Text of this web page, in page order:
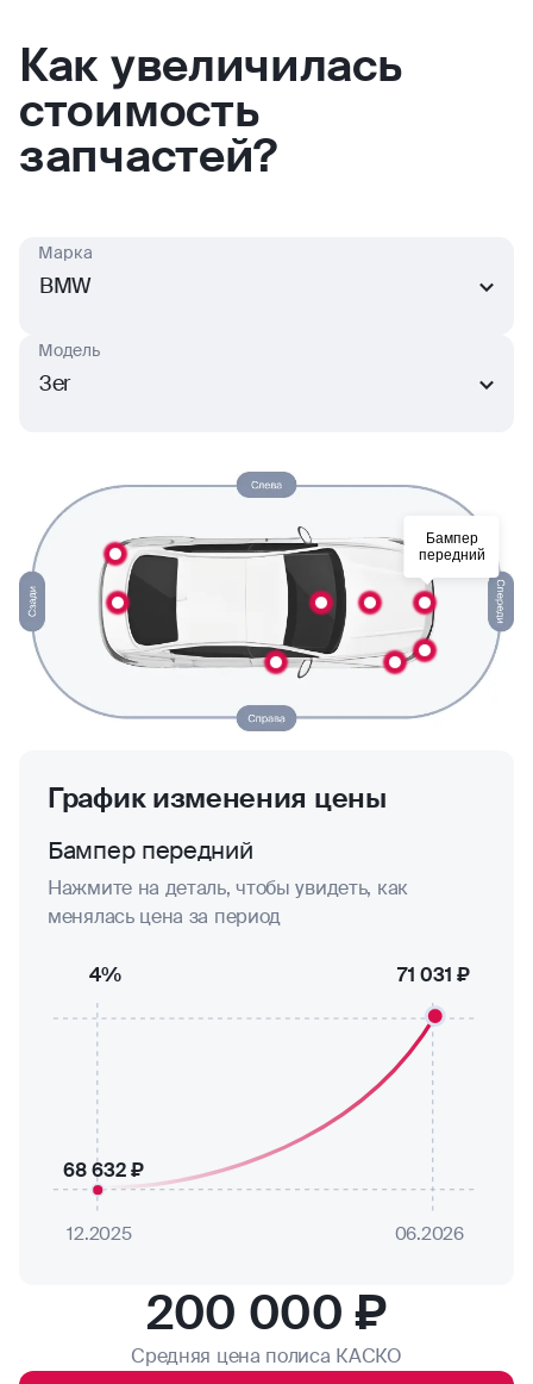
Как увеличилась
стоимость
запчастей?
BMW
Марка
3er
Модель
Бампер
передний
График изменения цены
Бампер передний
Нажмите на деталь, чтобы увидеть, как
менялась цена за период
12.2025 06.2026
68 632 ₽
71 031 ₽
4%
200 000 ₽
Средняя цена полиса КАСКО